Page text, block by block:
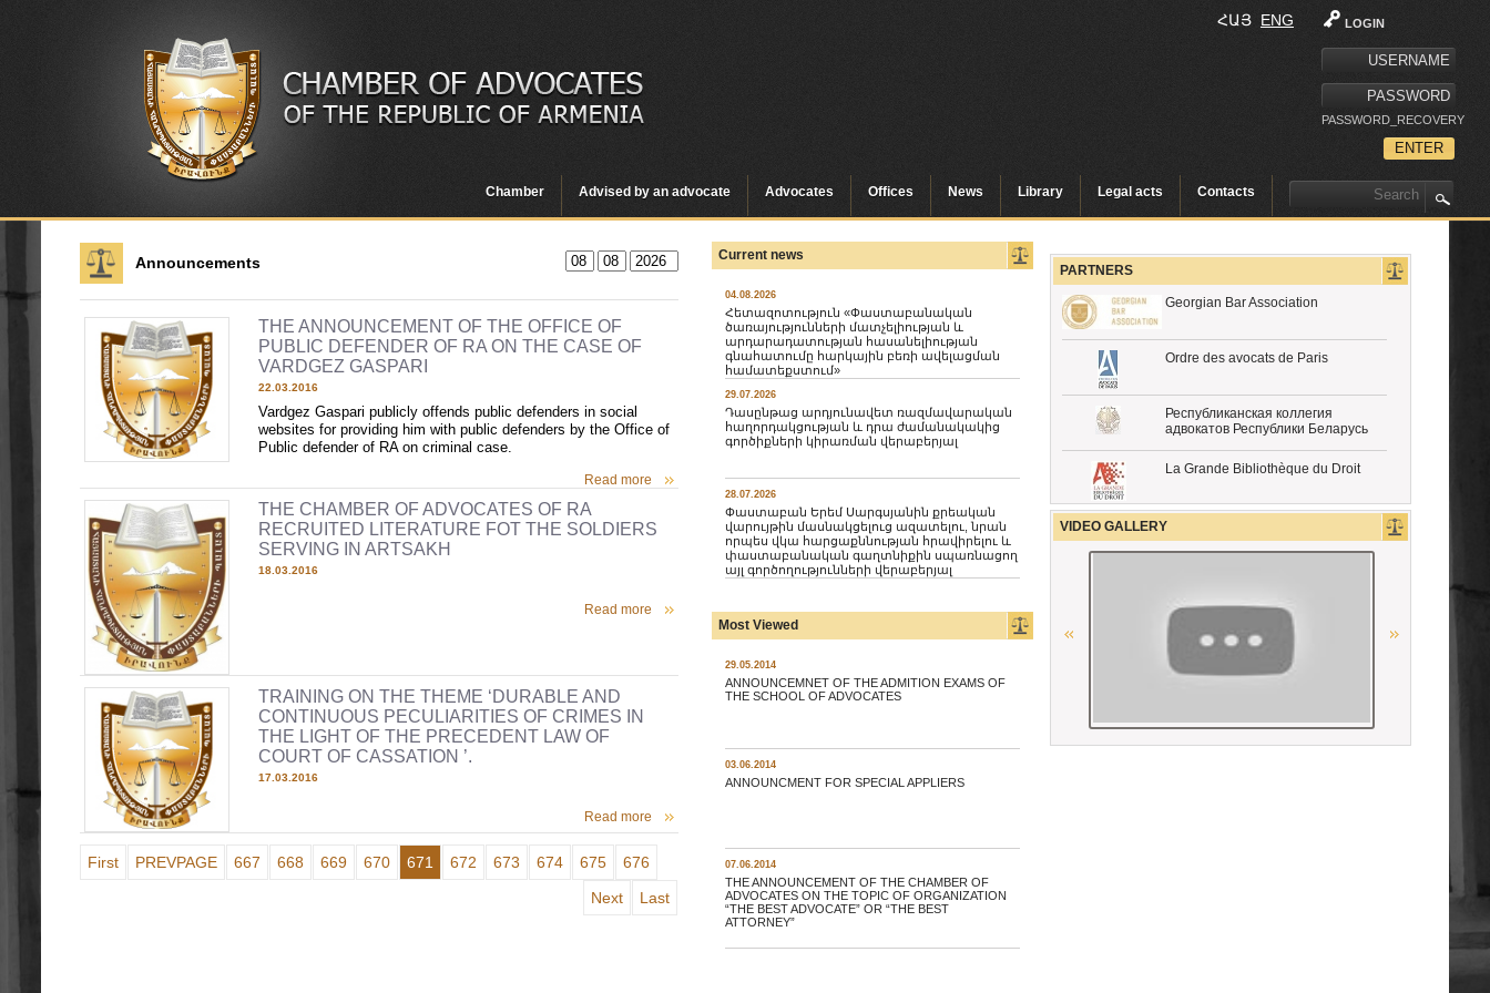
LOGIN
PASSWORD_RECOVERY
ՀԱՅ ENG
Chamber Advised by an advocate Advocates Offices News Library Legal acts Contacts
Announcements
THE ANNOUNCEMENT OF THE OFFICE OF
PUBLIC DEFENDER OF RA ON THE CASE OF
VARDGEZ GASPARI
22.03.2016
Vardgez Gaspari publicly offends public defenders in social
websites for providing him with public defenders by the Office of
Public defender of RA on criminal case.
Read more
THE CHAMBER OF ADVOCATES OF RA
RECRUITED LITERATURE FOT THE SOLDIERS
SERVING IN ARTSAKH
18.03.2016
Read more
TRAINING ON THE THEME ‘DURABLE AND
CONTINUOUS PECULIARITIES OF CRIMES IN
THE LIGHT OF THE PRECEDENT LAW OF
COURT OF CASSATION ’.
17.03.2016
Read more
First PREVPAGE 667 668 669 670 671 672 673 674 675
676
Last
Next
Current news
04.08.2026
Հետազոտություն «Փաստաբանական
ծառայությունների մատչելիության և
արդարադատության հասանելիության
գնահատումը հարկային բեռի ավելացման
համատեքստում»
29.07.2026
Դասընթաց արդյունավետ ռազմավարական
հաղորդակցության և դրա ժամանակակից
գործիքների կիրառման վերաբերյալ
28.07.2026
Փաստաբան Երեմ Սարգսյանին քրեական
վարույթին մասնակցելուց ազատելու, նրան
որպես վկա հարցաքննության հրավիրելու և
փաստաբանական գաղտնիքին սպառնացող
այլ գործողությունների վերաբերյալ
Most Viewed
29.05.2014
ANNOUNCEMNET OF THE ADMITION EXAMS OF
THE SCHOOL OF ADVOCATES
03.06.2014
ANNOUNCMENT FOR SPECIAL APPLIERS
07.06.2014
THE ANNOUNCEMENT OF THE CHAMBER OF
ADVOCATES ON THE TOPIC OF ORGANIZATION
“THE BEST ADVOCATE” OR “THE BEST
ATTORNEY”
PARTNERS
Georgian Bar Association
Ordre des avocats de Paris
Республиканская коллегия
адвокатов Республики Беларусь
La Grande Bibliothèque du Droit
The German Federal Bar
OSCE
VIDEO GALLERY